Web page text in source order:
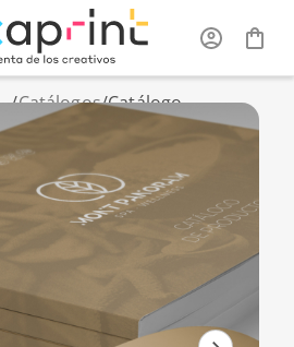
/Catálogos/Catálogo
encolado más de
500 ejemplares